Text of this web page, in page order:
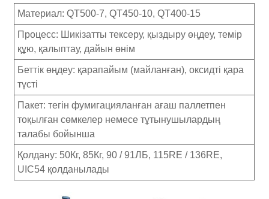
Материал: QT500-7, QT450-10, QT400-15
Процесс: Шикізатты тексеру, қыздыру өңдеу, темір
құю, қалыптау, дайын өнім
Беттік өңдеу: қарапайым (майланған), оксидті қара
түсті
Пакет: тегін фумигацияланған ағаш паллетпен
тоқылған сөмкелер немесе тұтынушылардың
талабы бойынша
Қолдану: 50Кг, 85Кг, 90 / 91ЛБ, 115RE / 136RE,
UIC54 қолданылады